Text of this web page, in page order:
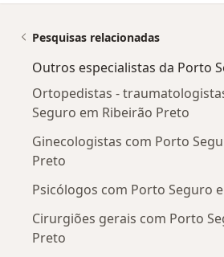
Pesquisas relacionadas
Outros especialistas da Porto
Ortopedistas -
Seguro em Ribeirão Preto
Ginecologistas com Porto
Preto
Psicólogos com Porto Seguro
Cirurgiões gerais com Porto
Preto